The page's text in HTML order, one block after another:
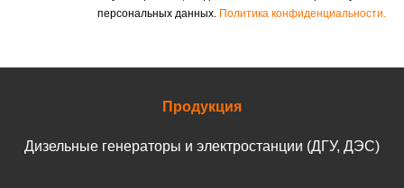
персональных данных. Политика конфиденциальности.
Продукция
Дизельные генераторы и электростанции (ДГУ, ДЭС)